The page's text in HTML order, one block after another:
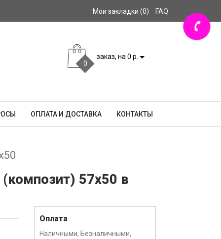
Мои закладки (0) FAQ
0
заказ, на 0 р.
ОПЛАТА И ДОСТАВКА КОНТАКТЫ
57x50 в
Оплата
Наличными, Безналичными,